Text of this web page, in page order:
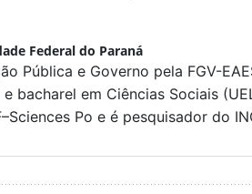
Federal do Paraná
Pública e Governo pela FGV-
bacharel em Ciências Sociais
Po e é pesquisador do